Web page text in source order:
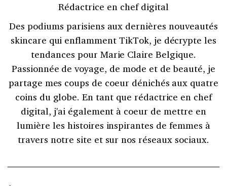
Rédactrice en chef digital
Des podiums parisiens aux dernières nouveautés
skincare qui enflamment TikTok, je décrypte les
tendances pour Marie Claire Belgique.
Passionnée de voyage, de mode et de beauté, je
partage mes coups de coeur dénichés aux quatre
coins du globe. En tant que rédactrice en chef
digital, j'ai également à coeur de mettre en
lumière les histoires inspirantes de femmes à
travers notre site et sur nos réseaux sociaux.